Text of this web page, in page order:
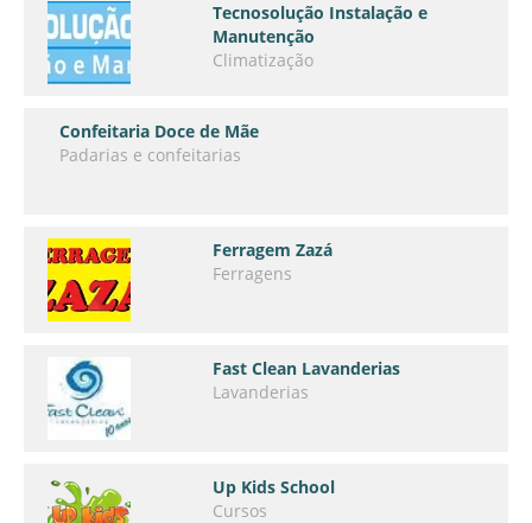
Tecnosolução Instalação e
Manutenção
Climatização
Confeitaria Doce de Mãe
Padarias e confeitarias
Ferragem Zazá
Ferragens
Fast Clean Lavanderias
Lavanderias
Up Kids School
Cursos